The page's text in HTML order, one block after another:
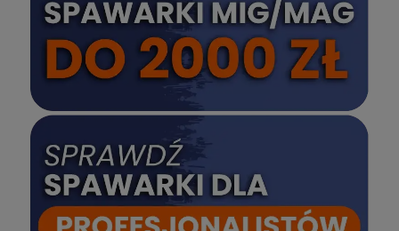
SPRAWDŹ
SPRAWDŹ